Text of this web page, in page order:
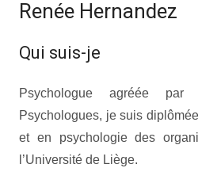
Renée Hernandez
Qui suis-je
Psychologue agréée
Psychologues, je suis
et en psychologie des
l’Université de Liège.